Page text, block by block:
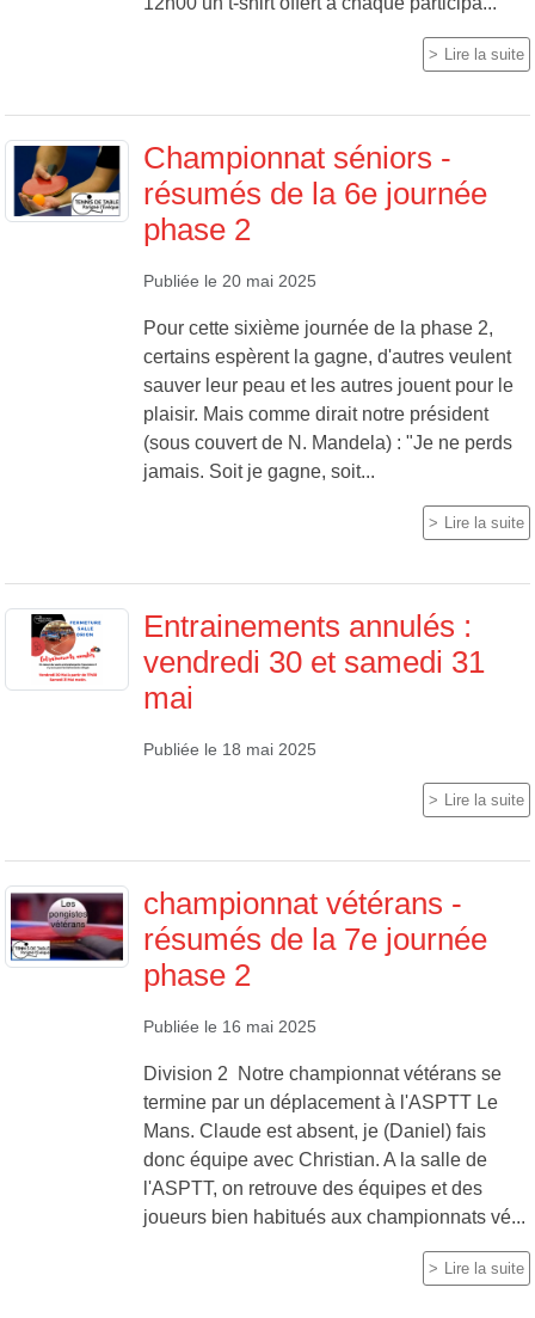
Lire la suite
Championnat séniors -
résumés de la 6e journée
phase 2
Publiée le 20 mai 2025
Pour cette sixième journée de la phase 2,
certains espèrent la gagne, d'autres veulent
sauver leur peau et les autres jouent pour le
plaisir. Mais comme dirait notre président
(sous couvert de N. Mandela) : "Je ne perds
jamais. Soit je gagne, soit...
Lire la suite
Entrainements annulés :
vendredi 30 et samedi 31
mai
Publiée le 18 mai 2025
Lire la suite
championnat vétérans -
résumés de la 7e journée
phase 2
Publiée le 16 mai 2025
Division 2 Notre championnat vétérans se
termine par un déplacement à l'ASPTT Le
Mans. Claude est absent, je (Daniel) fais
donc équipe avec Christian. A la salle de
l'ASPTT, on retrouve des équipes et des
joueurs bien habitués aux championnats vé...
Lire la suite